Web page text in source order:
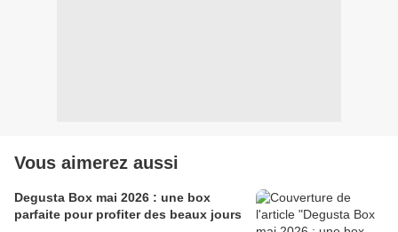
Vous aimerez aussi
Degusta Box mai 2026 : une box
parfaite pour profiter des beaux jours